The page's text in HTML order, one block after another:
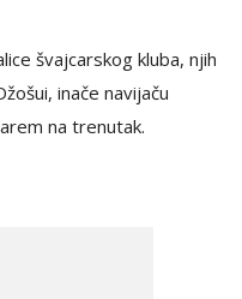
švajcarskog kluba, njih
inače navijaču
na trenutak.